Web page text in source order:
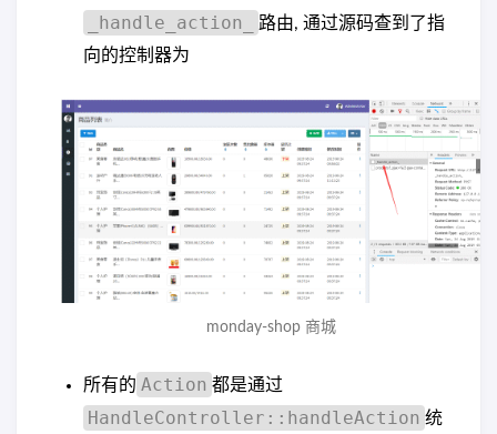
_handle_action_
路由, 通过源码查到了指
向的控制器为
monday-shop 商城
所有的 Action 都是通过
HandleController::handleAction 统